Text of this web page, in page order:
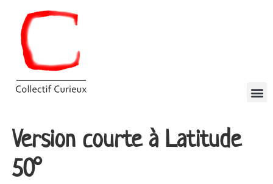
Version courte à Latitude
50°